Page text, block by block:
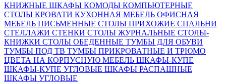
КНИЖНЫЕ ШКАФЫ КОМОДЫ КОМПЬЮТЕРНЫЕ
СТОЛЫ КРОВАТИ КУХОННАЯ МЕБЕЛЬ ОФИСНАЯ
МЕБЕЛЬ ПИСЬМЕННЫЕ СТОЛЫ ПРИХОЖИЕ СПАЛЬНИ
СТЕЛЛАЖИ СТЕНКИ СТОЛЫ ЖУРНАЛЬНЫЕ СТОЛЫ-
КНИЖКИ СТОЛЫ ОБЕДЕННЫЕ ТУМБЫ ДЛЯ ОБУВИ
ТУМБЫ ПОД ТВ ТУМБЫ ПРИКРОВАТНЫЕ И ТРЮМО
ЦВЕТА НА КОРПУСНУЮ МЕБЕЛЬ ШКАФЫ-КУПЕ
ШКАФЫ-КУПЕ УГЛОВЫЕ ШКАФЫ РАСПАШНЫЕ
ШКАФЫ УГЛОВЫЕ